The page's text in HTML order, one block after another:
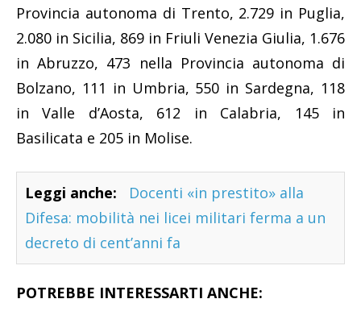
Provincia autonoma di Trento, 2.729 in Puglia,
2.080 in Sicilia, 869 in Friuli Venezia Giulia, 1.676
in Abruzzo, 473 nella Provincia autonoma di
Bolzano, 111 in Umbria, 550 in Sardegna, 118
in Valle d’Aosta, 612 in Calabria, 145 in
Basilicata e 205 in Molise.
Leggi anche:
Docenti «in prestito» alla
Difesa: mobilità nei licei militari ferma a un
decreto di cent’anni fa
POTREBBE INTERESSARTI ANCHE: